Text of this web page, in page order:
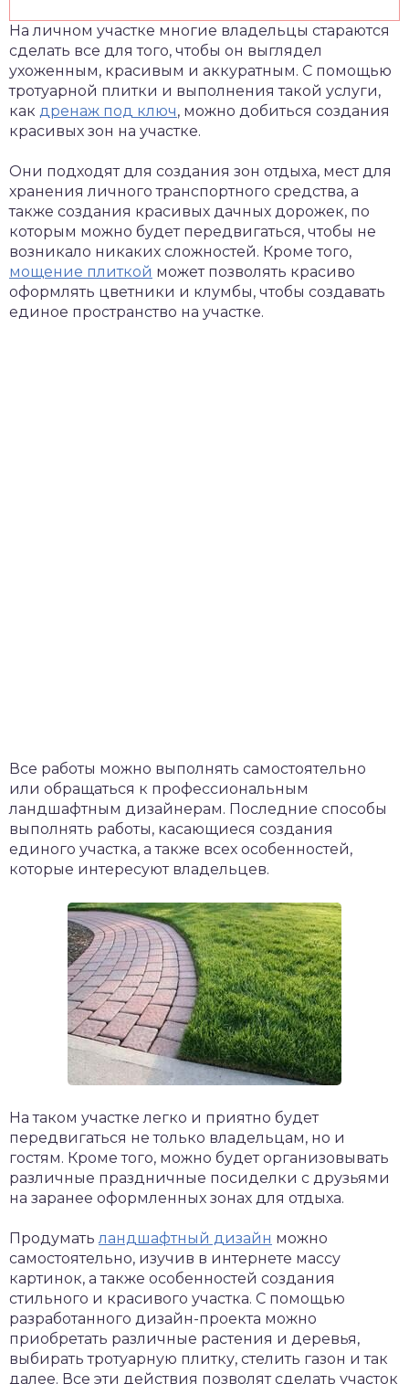
На личном участке многие владельцы стараются
сделать все для того, чтобы он выглядел
ухоженным, красивым и аккуратным. С помощью
тротуарной плитки и выполнения такой услуги,
как дренаж под ключ, можно добиться создания
красивых зон на участке.
Они подходят для создания зон отдыха, мест для
хранения личного транспортного средства, а
также создания красивых дачных дорожек, по
которым можно будет передвигаться, чтобы не
возникало никаких сложностей. Кроме того,
мощение плиткой может позволять красиво
оформлять цветники и клумбы, чтобы создавать
единое пространство на участке.
Все работы можно выполнять самостоятельно
или обращаться к профессиональным
ландшафтным дизайнерам. Последние способы
выполнять работы, касающиеся создания
единого участка, а также всех особенностей,
которые интересуют владельцев.
На таком участке легко и приятно будет
передвигаться не только владельцам, но и
гостям. Кроме того, можно будет организовывать
различные праздничные посиделки с друзьями
на заранее оформленных зонах для отдыха.
Продуматьландшафтный дизайн можно
самостоятельно, изучив в интернете массу
картинок, а также особенностей создания
стильного и красивого участка. С помощью
разработанного дизайн-проекта можно
приобретать различные растения и деревья,
выбирать тротуарную плитку, стелить газон и так
далее. Все эти действия позволят сделать участок